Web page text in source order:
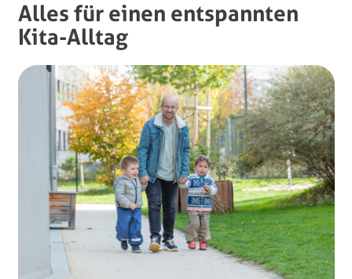
Alles für einen entspannten
Kita-Alltag